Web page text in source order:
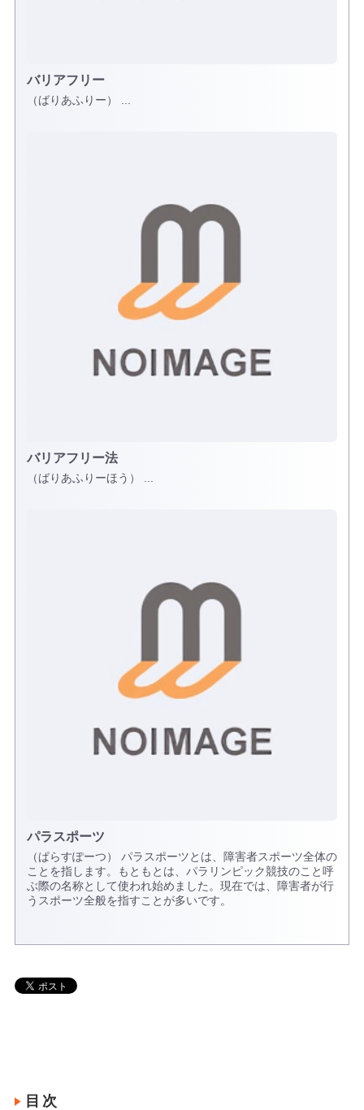
バリアフリー
（ばりあふりー） ...
バリアフリー法
（ばりあふりーほう） ...
パラスポーツ
（ぱらすぽーつ） パラスポーツとは、障害者スポーツ全体の
ことを指します。もともとは、パラリンピック競技のこと呼
ぶ際の名称として使われ始めました。現在では、障害者が行
うスポーツ全般を指すことが多いです。
目次